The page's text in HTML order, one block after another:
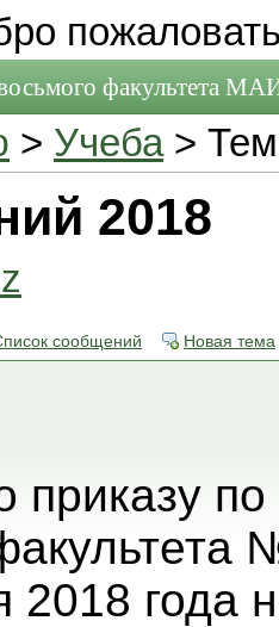
факультета
> Учеба>
2018
сообщений Новая тема
приказу
2018 года